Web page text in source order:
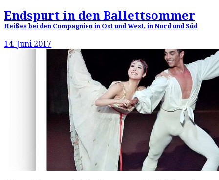
Endspurt in den Ballettsommer
Heißes bei den Compagnien in Ost und West, in Nord und Süd
14. Juni 2017